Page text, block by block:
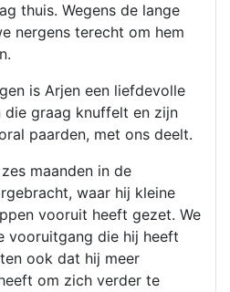
thuis. Wegens de lange
nergens terecht om hem
is Arjen een liefdevolle
die graag knuffelt en zijn
paarden, met ons deelt.
maanden in de
waar hij kleine
vooruit heeft gezet. We
vooruitgang die hij heeft
ook dat hij meer
om zich verder te